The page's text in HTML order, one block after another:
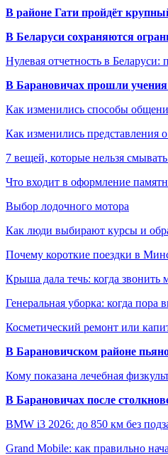
В районе Гати пройдёт
В Беларуси сохраняются
Нулевая отчетность в Беларуси:
В Барановичах прошли учения
Как изменились способы
Как изменились представления
7 вещей, которые нельзя
Что входит в оформление
Выбор лодочного мотора
Как люди выбирают курсы и
Почему короткие поездки в
Крыша дала течь: когда звонить
Генеральная уборка: когда пора
Косметический ремонт или
В Барановичском районе
Кому показана лечебная
В Барановичах после
BMW i3 2026: до 850 км без
Grand Mobile: как правильно